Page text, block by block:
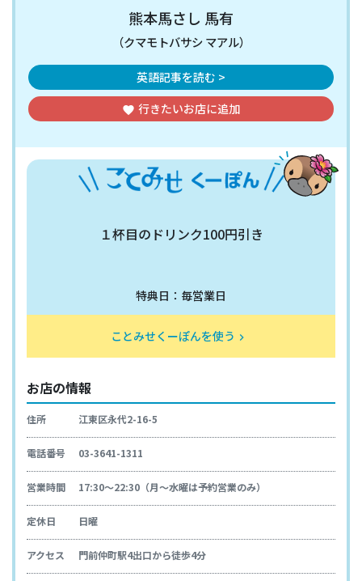
熊本馬さし 馬有
（クマモトバサシ マアル）
英語記事を読む >
favorite 行きたいお店に追加
１杯目のドリンク100円引き
特典日：毎営業日
ことみせくーぽんを使う keyboard_arrow_right
お店の情報
住所 江東区永代2-16-5
電話番号 03-3641-1311
営業時間 17:30～22:30（月～水曜は予約営業のみ）
定休日 日曜
アクセス 門前仲町駅4出口から徒歩4分